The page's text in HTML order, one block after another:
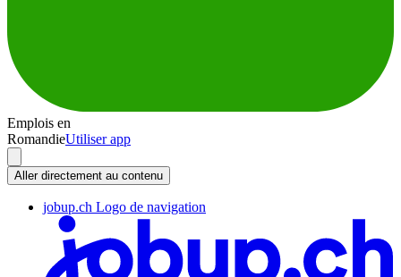
Emplois en
RomandieUtiliser app
Aller directement au contenu
jobup.ch Logo de navigation